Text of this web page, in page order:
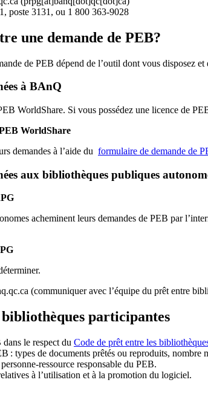
poste 3131, ou 1 800 363-9028
une demande de PEB?
de PEB dépend de l’outil dont vous disposez
à BAnQ
WorldShare. Si vous possédez une licence de
WorldShare
demandes à l’aide du formulaire de demande de
aux bibliothèques publiques
acheminent leurs demandes de PEB par
(communiquer avec l’équipe du prêt entre
bibliothèques participantes
le respect du Code de prêt entre les
: types de documents prêtés ou reproduits, nombre
ressource responsable du PEB.
à l’utilisation et à la promotion du logiciel.